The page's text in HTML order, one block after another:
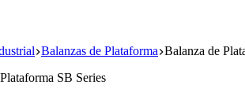
Balanzas de Plataforma Balanza de